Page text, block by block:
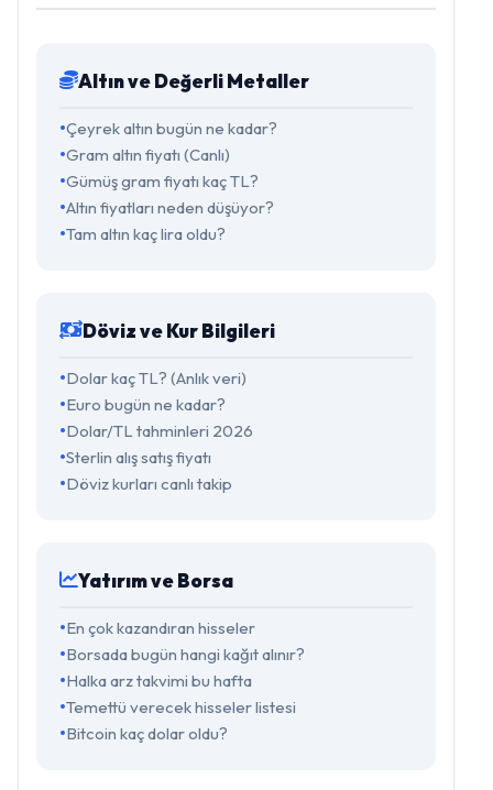
Altın ve Değerli Metaller
Çeyrek altın bugün ne kadar?
Gram altın fiyatı (Canlı)
Gümüş gram fiyatı kaç TL?
Altın fiyatları neden düşüyor?
Tam altın kaç lira oldu?
Döviz ve Kur Bilgileri
Dolar kaç TL? (Anlık veri)
Euro bugün ne kadar?
Dolar/TL tahminleri 2026
Sterlin alış satış fiyatı
Döviz kurları canlı takip
Yatırım ve Borsa
En çok kazandıran hisseler
Borsada bugün hangi kağıt alınır?
Halka arz takvimi bu hafta
Temettü verecek hisseler listesi
Bitcoin kaç dolar oldu?